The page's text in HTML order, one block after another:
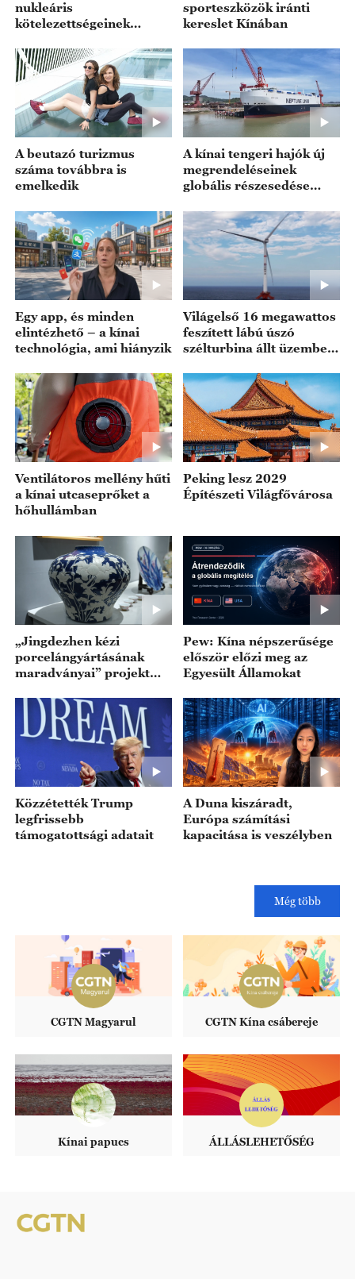
nukleáris
kötelezettségeinek
sporteszközök iránti
kereslet Kínában
A beutazó turizmus
száma továbbra is
emelkedik
A kínai tengeri hajók új
megrendeléseinek
globális részesedése
Egy app, és minden
elintézhető – a kínai
technológia, ami hiányzik
Világelső 16 megawattos
feszített lábú úszó
szélturbina állt üzembe
Ventilátoros mellény hűti
a kínai utcaseprőket a
hőhullámban
Peking lesz 2029
Építészeti Világfővárosa
„Jingdezhen kézi
porcelángyártásának
maradványai” projekt
Világörökségi Listára
Pew: Kína népszerűsége
először előzi meg az
Egyesült Államokat
Közzétették Trump
legfrissebb
támogatottsági adatait
A Duna kiszáradt,
Európa számítási
kapacitása is veszélyben
Még több
CGTN Magyarul CGTN Kína csábereje
Kínai papucs ÁLLÁSLEHETŐSÉG